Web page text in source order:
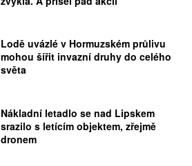
Lodě uvázlé v Hormuzském průlivu
mohou šířit invazní druhy do celého
světa
Nákladní letadlo se nad Lipskem
srazilo s letícím objektem, zřejmě
dronem